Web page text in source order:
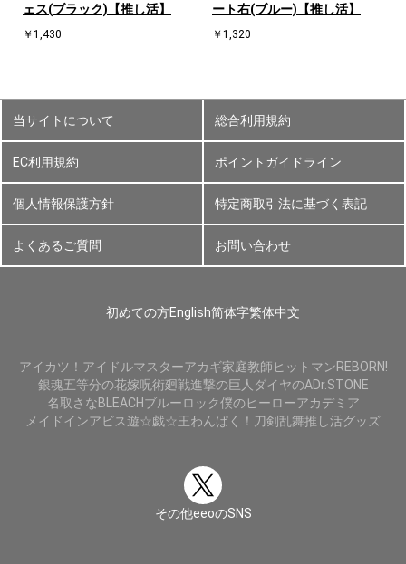
ェス(ブラック)【推し活】
￥1,430
ート右(ブルー)【推し活】
￥1,320
当サイトについて 総合利用規約
EC利用規約 ポイントガイドライン
個人情報保護方針 特定商取引法に基づく表記
よくあるご質問 お問い合わせ
初めての方English简体字繁体中文
アイカツ！ アイドルマスターアカギ家庭教師ヒットマンREBORN!
銀魂五等分の花嫁呪術廻戦進撃の巨人 ダイヤのADr.STONE
名取さなBLEACHブルーロック僕のヒーローアカデミア
メイドインアビス遊☆戯☆王わんぱく！刀剣乱舞推し活グッズ
その他eeoのSNS